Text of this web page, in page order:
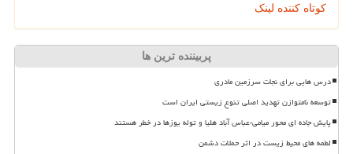
کوتاه کننده لینک
پربیننده ترین ها
درس هایی برای نجات سرزمین مادری
توسعه نامتوازن تهدید اصلی تنوع زیستی ایران است
پایش جاده ای محور میامی-عباس آباد هلیا و توله یوزها در خطر هستند
لطمه های محیط زیست در اثر حملات دشمن